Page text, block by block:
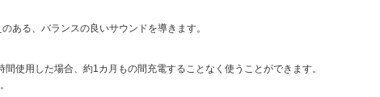
ある、バランスの良いサウンドを導きます。
使用した場合、約1カ月もの間充電することなく使うことができます。